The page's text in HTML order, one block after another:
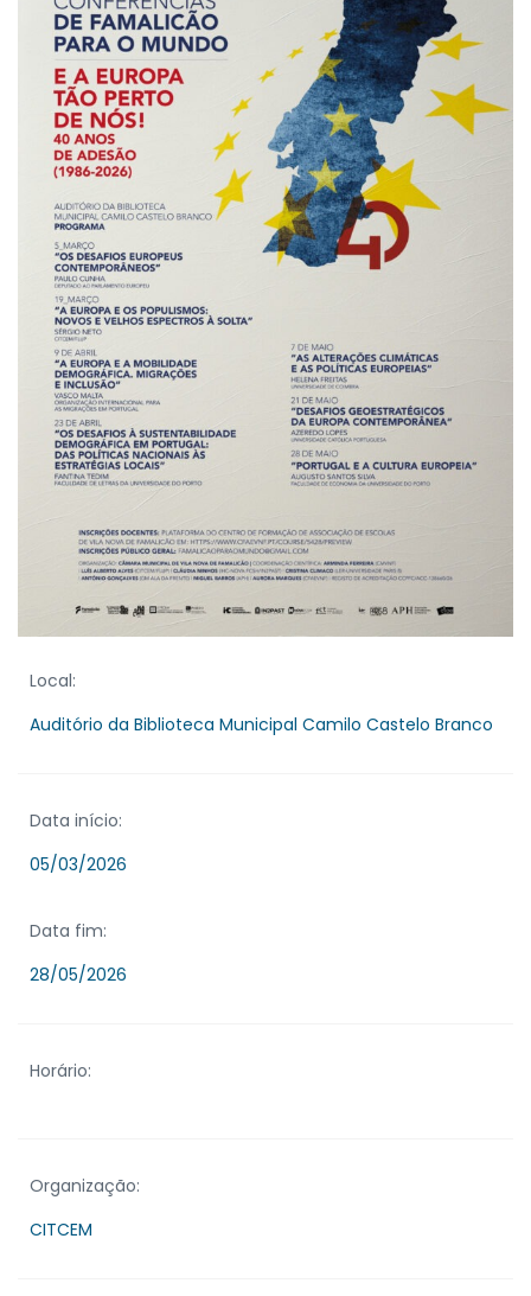
Local:
Auditório da Biblioteca Municipal Camilo Castelo Branco
Data início:
05/03/2026
Data fim:
28/05/2026
Horário:
Organização:
CITCEM